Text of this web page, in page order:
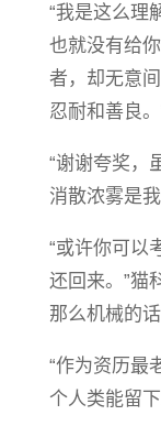
“我是这么理
也就没有给
者，却无意
忍耐和善良。
“谢谢夸奖，
消散浓雾是
“或许你可以
还回来。”猫
那么机械的
“作为资历最
个人类能留